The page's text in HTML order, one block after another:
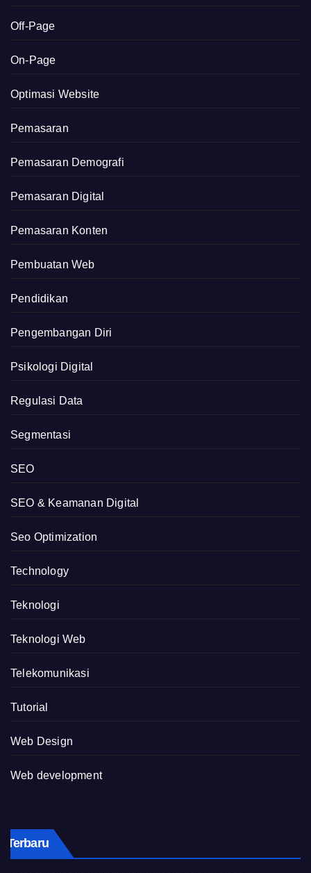
Off-Page
On-Page
Optimasi Website
Pemasaran
Pemasaran Demografi
Pemasaran Digital
Pemasaran Konten
Pembuatan Web
Pendidikan
Pengembangan Diri
Psikologi Digital
Regulasi Data
Segmentasi
SEO
SEO & Keamanan Digital
Seo Optimization
Technology
Teknologi
Teknologi Web
Telekomunikasi
Tutorial
Web Design
Web development
Terbaru